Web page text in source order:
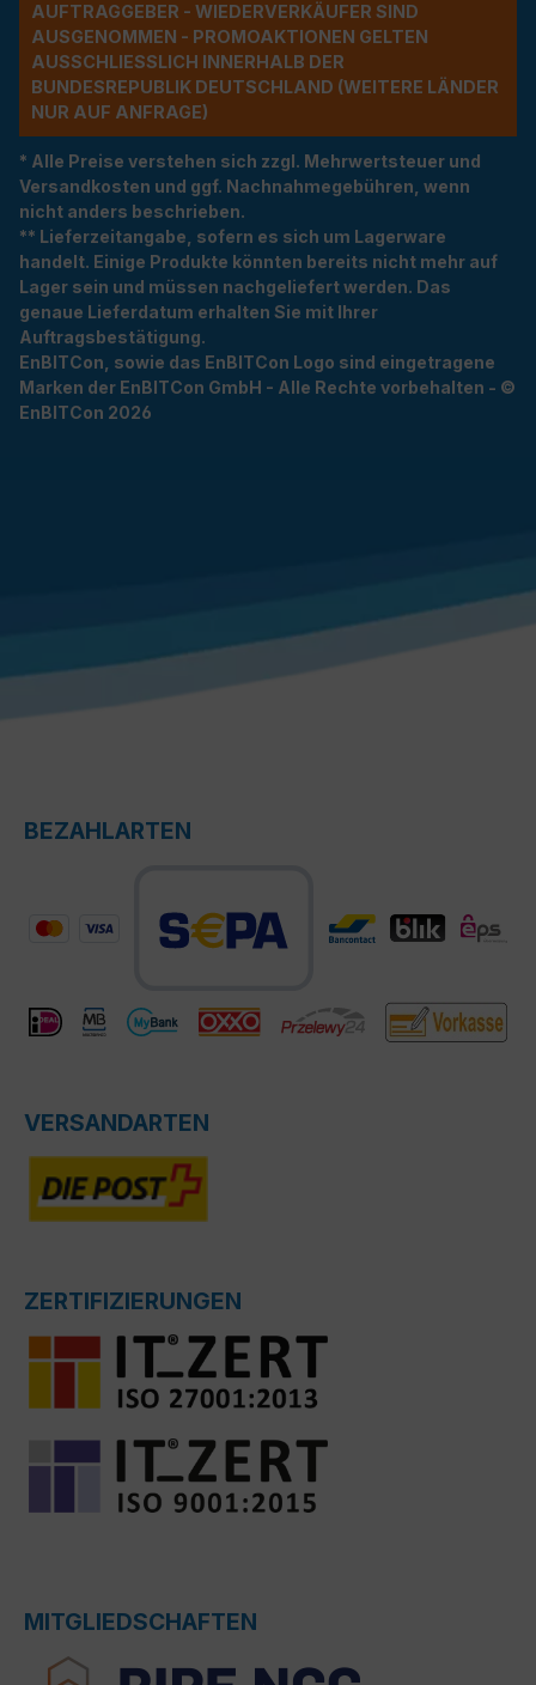
UFTRAGGEBER - WIEDERVERKÄUFER SIND A
USGENOMMEN - PROMOAKTIONEN GELTEN A
USSCHLIESSLICH INNERHALB DER BU
NDESREPUBLIK DEUTSCHLAND (WEITERE LÄNDER NU
R AUF ANFRAGE)
* Alle Preise verstehen sich zzgl. Mehrwertsteuer und
Versandkosten und ggf. Nachnahmegebühren, wenn
nicht anders beschrieben.
** Lieferzeitangabe, sofern es sich um Lagerware
handelt. Einige Produkte könnten bereits nicht mehr auf
Lager sein und müssen nachgeliefert werden. Das
genaue Lieferdatum erhalten Sie mit Ihrer
Auftragsbestätigung.
EnBITCon, sowie das EnBITCon Logo sind eingetragene
Marken der EnBITCon GmbH - Alle Rechte vorbehalten - ©
EnBITCon 2026
BEZAHLARTEN
VERSANDARTEN
ZERTIFIZIERUNGEN
MITGLIEDSCHAFTEN